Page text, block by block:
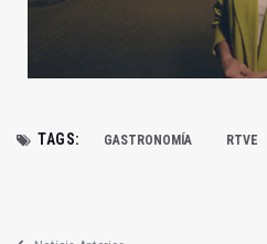
TAGS: GASTRONOMÍA RTVE